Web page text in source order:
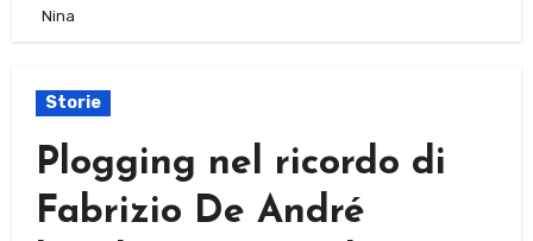
Nina
Storie
Plogging nel ricordo di
Fabrizio De André